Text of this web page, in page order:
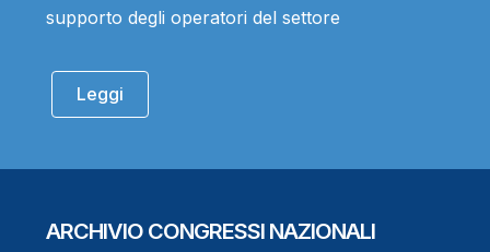
supporto degli operatori del settore
Leggi
ARCHIVIO CONGRESSI NAZIONALI